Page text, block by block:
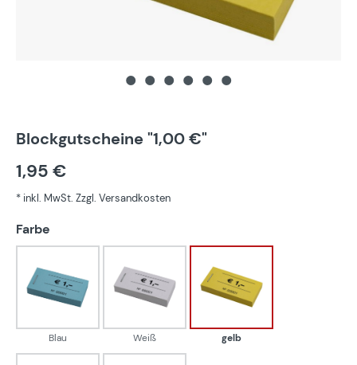
Blockgutscheine "1,00 €"
1,95 €
* inkl. MwSt. Zzgl. Versandkosten
Farbe
Blau
Blau
Weiß
Weiß
gelb
gelb